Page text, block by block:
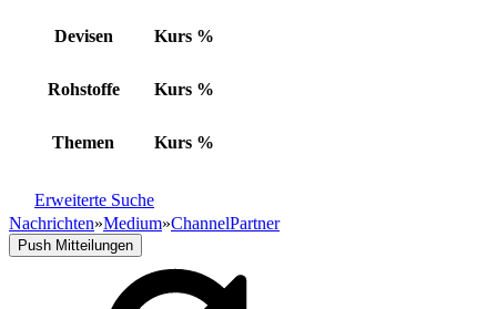
Devisen Kurs %
Rohstoffe Kurs %
Themen Kurs %
Erweiterte Suche
Nachrichten»Medium»ChannelPartner
Push Mitteilungen